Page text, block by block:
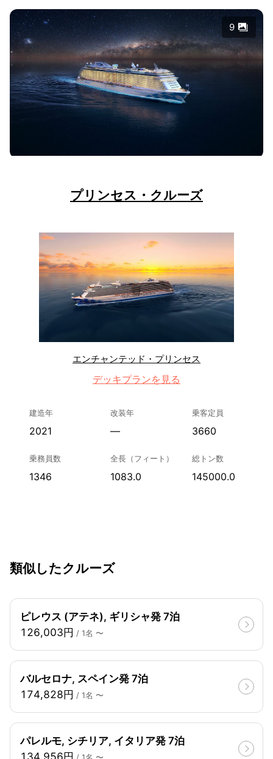
9
プリンセス・クルーズ
エンチャンテッド・プリンセス
デッキプランを見る
建造年
2021
改装年
—
乗客定員
3660
乗務員数
1346
全長（フィート）
1083.0
総トン数
145000.0
類似したクルーズ
ピレウス (アテネ), ギリシャ発 7泊
126,003円 / 1名 〜
バルセロナ, スペイン発 7泊
174,828円 / 1名 〜
パレルモ, シチリア, イタリア発 7泊
134,956円